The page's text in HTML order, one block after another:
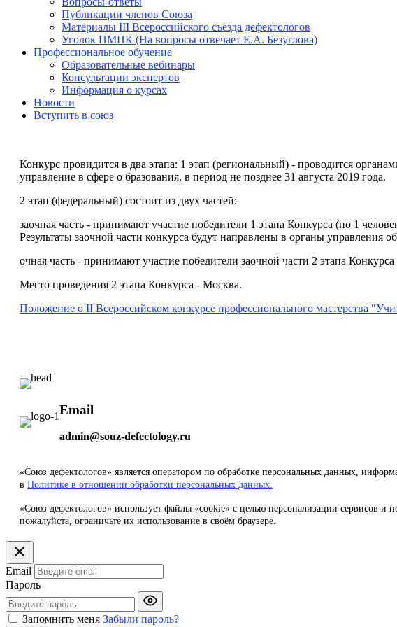
Публикации членов Союза
Материалы III Всероссийского съезда дефектологов
Уголок ПМПК (На вопросы отвечает Е.А. Безуглова)
Профессиональное обучение
Образовательные вебинары
Консультации экспертов
Информация о курсах
Новости
Вступить в союз
Конкурс провидится в два этапа: 1 этап (региональный) - проводится
управление в сфере о бразования, в период не позднее 31 августа 2019 года.
2 этап (федеральный) состоит из двух частей:
заочная часть - принимают участие победители 1 этапа Конкурса (по 1
Результаты заочной части конкурса будут направлены в органы управления
очная часть - принимают участие победители заочной части 2 этапа
Место проведения 2 этапа Конкурса - Москва.
Положение о II Всероссийском конкурсе профессионального мастерства
Email
admin@souz-defectology.ru
«Союз дефектологов» является оператором по обработке персональных данных,
в Политике в отношении обработки персональных данных.
«Союз дефектологов» использует файлы «cookie» с целью персонализации сервисов и
пожалуйста, ограничьте их использование в своём браузере.
Email
Пароль
Запомнить меня Забыли пароль?